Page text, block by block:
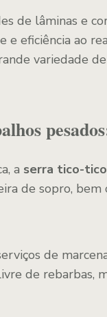
de lâminas e
e eficiência ao
variedade
a serra tico-
de sopro,
de
de rebarbas,